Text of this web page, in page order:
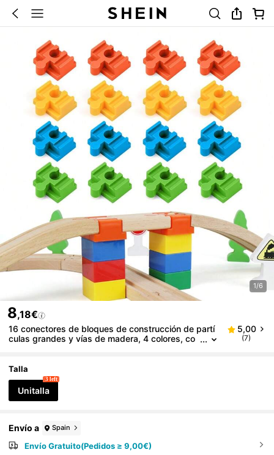
1/6
8,18€
16 conectores de bloques de construcción de partí
culas grandes y vías de madera, 4 colores, co
creativo
5,00
(7)
Talla
Unitalla
3 left
Envío a Spain
Envío Gratuito(Pedidos ≥ 9,00€)